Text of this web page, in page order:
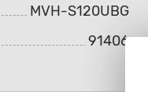
MVH-S120UBG
91406